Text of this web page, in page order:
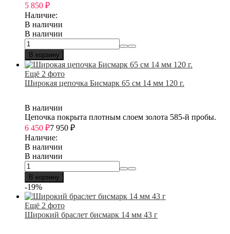
5 850 ₽
Наличие:
В наличии
В наличии
В корзину
Ещё 2 фото
Широкая цепочка Бисмарк 65 см 14 мм 120 г.
В наличии
Цепочка покрыта плотным слоем золота 585-й пробы.
6 450 ₽7 950 ₽
Наличие:
В наличии
В наличии
В корзину
-19%
Ещё 2 фото
Широкий браслет бисмарк 14 мм 43 г